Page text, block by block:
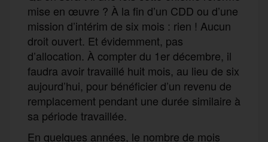
mise en œuvre ? À la fin d’un CDD ou d’une
mission d’intérim de six mois : rien ! Aucun
droit ouvert. Et évidemment, pas
d’allocation. À compter du 1er décembre, il
faudra avoir travaillé huit mois, au lieu de six
aujourd’hui, pour bénéficier d’un revenu de
remplacement pendant une durée similaire à
sa période travaillée.
En quelques années, le nombre de mois